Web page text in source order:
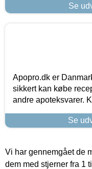
Se
Apopro.dk er
sikkert kan købe
andre apoteksvarer.
Se
Vi har gennemgået de
dem med stjerner fra 1